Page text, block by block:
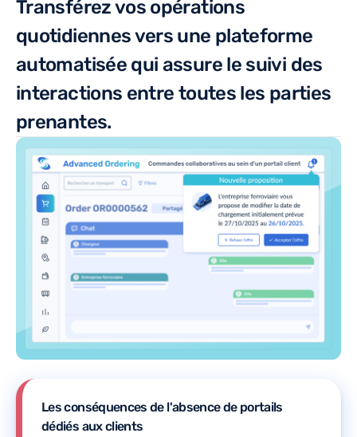
Transférez vos opérations
quotidiennes vers une plateforme
automatisée qui assure le suivi des
interactions entre toutes les parties
prenantes.
Les conséquences de l'absence de portails
dédiés aux clients